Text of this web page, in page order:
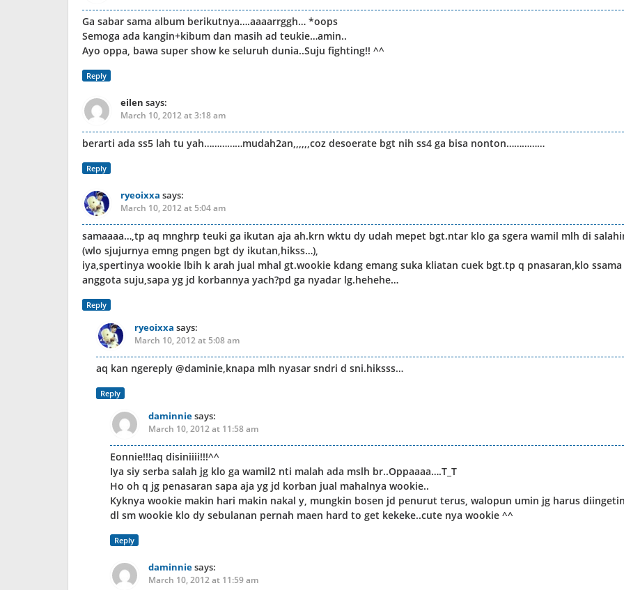
Ga sabar sama album berikutnya….aaaarrggh… *oops
Semoga ada kangin+kibum dan masih ad teukie…amin..
Ayo oppa, bawa super show ke seluruh dunia..Suju fighting!! ^^
Reply
eilen says:
March 10, 2012 at 3:18 am
berarti ada ss5 lah tu yah……………mudah2an,,,,,,coz desoerate bgt nih ss4 ga bisa nonton……………
Reply
ryeoixxa says:
March 10, 2012 at 5:04 am
samaaaa…,tp aq mnghrp teuki ga ikutan aja ah.krn wktu dy udah mepet bgt.ntar klo ga sgera wamil mlh di
(wlo sjujurnya emng pngen bgt dy ikutan,hikss…),
iya,spertinya wookie lbih k arah jual mhal gt.wookie kdang emang suka kliatan cuek bgt.tp q pnasaran,klo ssama
anggota suju,sapa yg jd korbannya yach?pd ga nyadar lg.hehehe…
Reply
ryeoixxa says:
March 10, 2012 at 5:08 am
aq kan ngereply @daminie,knapa mlh nyasar sndri d sni.hiksss…
Reply
daminniesays:
March 10, 2012 at 11:58 am
Eonnie!!!aq disiniiii!!!^^
Iya siy serba salah jg klo ga wamil2 nti malah ada mslh br..Oppaaaa….T_T
Ho oh q jg penasaran sapa aja yg jd korban jual mahalnya wookie..
Kyknya wookie makin hari makin nakal y, mungkin bosen jd penurut terus, walopun umin jg harus
dl sm wookie klo dy sebulanan pernah maen hard to get kekeke..cute nya wookie ^^
Reply
daminniesays:
March 10, 2012 at 11:59 am